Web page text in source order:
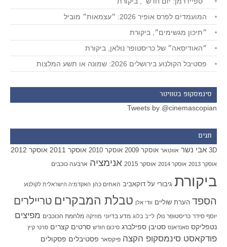
המועמדים לפרס אופיר 2026: ״עצמאות״ מוביל
״תיכון מגשימים״, ביקורת
״האודיסאה״ של כריסטופר נולאן, ביקורת
פסטיבל הקולנוע בירושלים 2026: שמונה או תשע המלצות
סינמסקופ בטוויטר
Tweets by @cinemascopian
תגים
3D אבי נשר אווטאר אוסקר 2009 אוסקר 2010 אוסקר 2011 אוסקר 2012
אוסקר 2013 אוסקר 2014 אוסקר 2015 אנימציה ארבעה כוכבים
ביקורת גיבורי על דוקאביב האחים כהן האקדמיה הישראלית לקולנוע
הספד הערת שוליים וודי אלן טבלת המבקרים טריילרים
יוסף סידר כריסטופר נולן לייב בלוג מדע בדיוני מוזיקה מלחמת הכוכבים מפיצים
נטפליקס סאנדאנס סטיבן ספילברג סיכום חודש סרטים קצרים סרטי קיץ
פודקאסט סינמסקופ הקצה פיקסאר פסטיבלים פסקולים